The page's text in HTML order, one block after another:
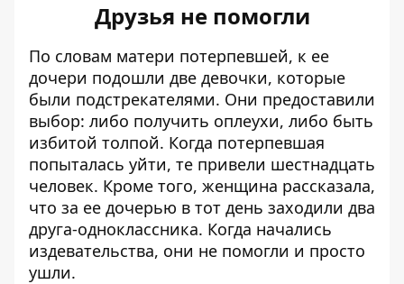
Друзья не помогли
По словам матери потерпевшей, к ее
дочери подошли две девочки, которые
были подстрекателями. Они предоставили
выбор: либо получить оплеухи, либо быть
избитой толпой. Когда потерпевшая
попыталась уйти, те привели шестнадцать
человек. Кроме того, женщина рассказала,
что за ее дочерью в тот день заходили два
друга-одноклассника. Когда начались
издевательства, они не помогли и просто
ушли.